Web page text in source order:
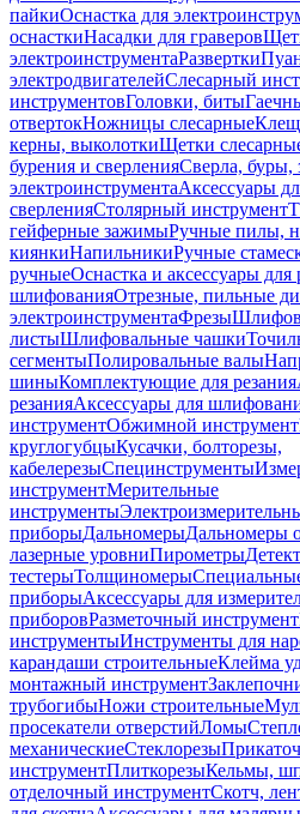
пайкиОснастка для
оснасткиНасадки для граверов
электроинструментаРазвертки
электродвигателейСлесарный
инструментовГоловки, биты
отвертокНожницы слесарные
керны, выколоткиЩетки
бурения и сверленияСверла, буры,
электроинструментаАксессуары
сверленияСтолярный инструмент
гейферные зажимыРучные пилы,
киянкиНапильникиРучные
ручныеОснастка и аксессуары для
шлифованияОтрезные, пильные
электроинструментаФрезы
листыШлифовальные чашки
сегментыПолировальные валы
шиныКомплектующие для резания
резанияАксессуары для
инструментОбжимной инструмент
круглогубцыКусачки, болторезы,
кабелерезыСпецинструменты
инструментМерительные
инструменты
приборыДальномерыДальномеры
лазерные уровниПирометры
тестерыТолщиномеры
приборыАксессуары для
приборовРазметочный инструмент
инструментыИнструменты для
карандаши строительныеКлейма
монтажный инструмент
трубогибыНожи строительные
просекатели отверстийЛомы
механическиеСтеклорезы
инструментПлиткорезыКельмы,
отделочный инструментСкотч,